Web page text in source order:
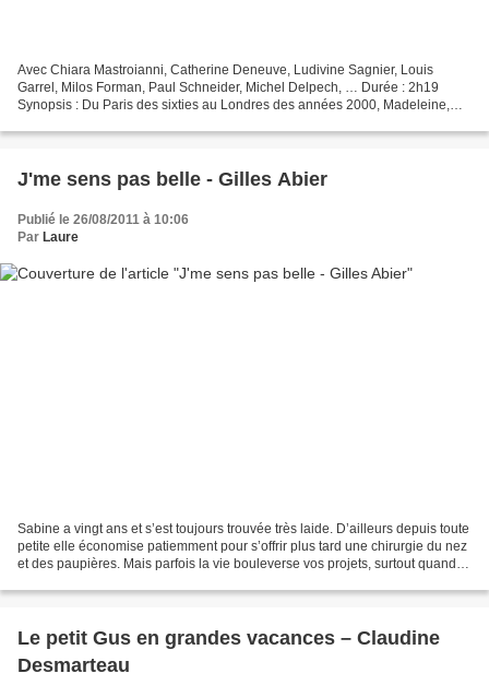
Avec Chiara Mastroianni, Catherine Deneuve, Ludivine Sagnier, Louis
Garrel, Milos Forman, Paul Schneider, Michel Delpech, … Durée : 2h19
Synopsis : Du Paris des sixties au Londres des années 2000, Madeleine,
J'me sens pas belle - Gilles Abier
Publié le 26/08/2011 à 10:06
Par Laure
Sabine a vingt ans et s’est toujours trouvée très laide. D’ailleurs depuis toute
petite elle économise patiemment pour s’offrir plus tard une chirurgie du nez
et des paupières. Mais parfois la vie bouleverse vos projets, surtout quand
Le petit Gus en grandes vacances – Claudine
Desmarteau